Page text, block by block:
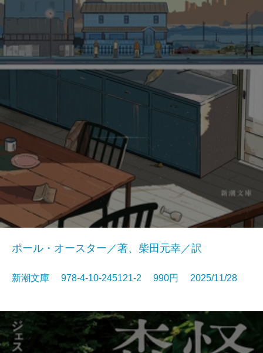
ポール・オースター／著、柴田元幸／訳
新潮文庫 978-4-10-245121-2 990円 2025/11/28